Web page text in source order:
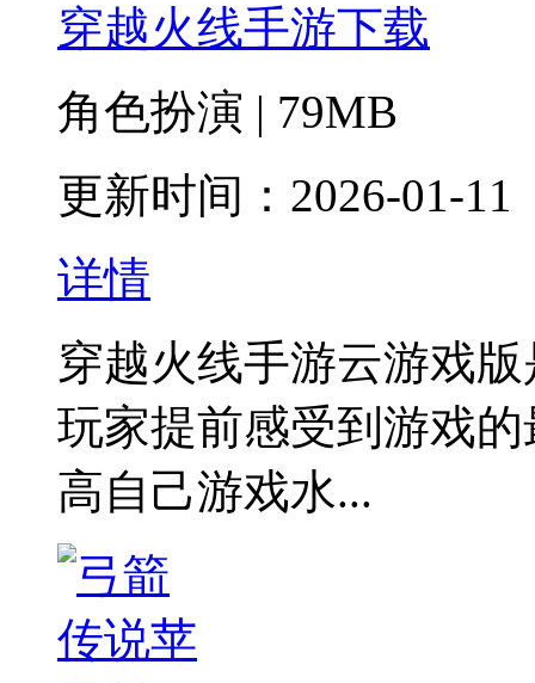
穿越火线手游下载
角色扮演 | 79MB
更新时间：2026-01-11
详情
穿越火线手游云游戏
玩家提前感受到游戏
高自己游戏水...